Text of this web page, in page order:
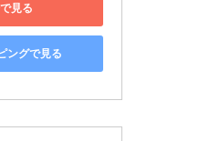
見る
ングで見る